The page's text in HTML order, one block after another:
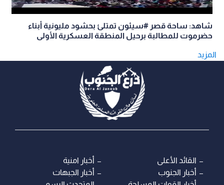
شاهد: ساحة قصر #سيئون تمتلئ بحشود مليونية أبناء
حضرموت للمطالبة برحيل المنطقة العسكرية الأولى
المزيد
القائد الأعلى
أخبار امنية
أخبار الجنوب
أخبار الجبهات